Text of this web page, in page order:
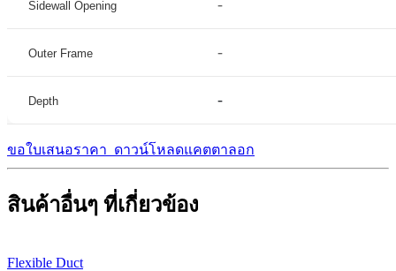
Sidewall Opening -
Outer Frame -
Depth -
ขอใบเสนอราคา ดาวน์โหลดแคตตาลอก
สินค้าอื่นๆ ที่เกี่ยวข้อง
Flexible Duct